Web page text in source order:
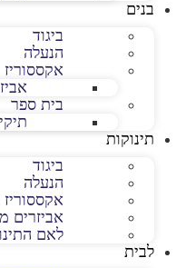
בנים
ביגוד
הנעלה
אקססוריז
בית ספר
תינוקות
ביגוד
הנעלה
אביזרים
לאם
לבית